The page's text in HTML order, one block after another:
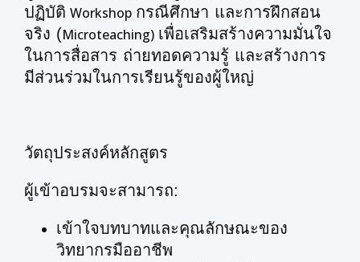
ปฏิบัติ Workshop กรณีศึกษา และการฝึกสอน
จริง (Microteaching) เพื่อเสริมสร้างความมั่นใจ
ในการสื่อสาร ถ่ายทอดความรู้ และสร้างการ
มีส่วนร่วมในการเรียนรู้ของผู้ใหญ่
วัตถุประสงค์หลักสูตร
ผู้เข้าอบรมจะสามารถ:
เข้าใจบทบาทและคุณลักษณะของ
วิทยากรมืออาชีพ